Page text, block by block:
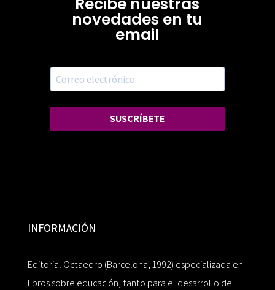
novedades en tu
email
SUSCRÍBETE
INFORMACIÓN
Editorial Octaedro (Barcelona, 1992) especializada en
libros sobre educación, tanto para el desarrollo del